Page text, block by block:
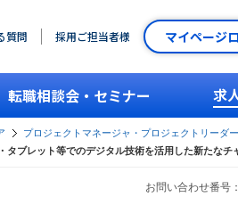
質問 採用ご担当者様 マイページ
転職相談会・セミナー 求
プロジェクトマネージャ・プロジェクトリーダー
タブレット等でのデジタル技術を活用した新たな
お問い合わせ番